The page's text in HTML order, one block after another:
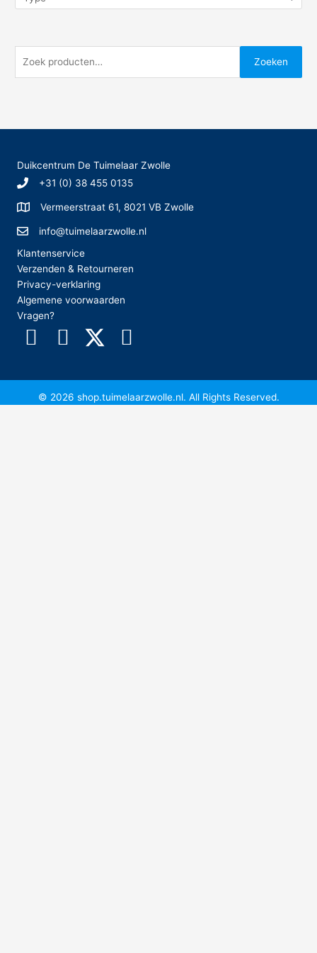
e
n
a
a
r
Zoeken
Duikcentrum De Tuimelaar Zwolle
+31 (0) 38 455 0135
Vermeerstraat 61, 8021 VB Zwolle
info@tuimelaarzwolle.nl
Klantenservice
Verzenden & Retourneren
Privacy-verklaring
Algemene voorwaarden
Vragen?
© 2026 shop.tuimelaarzwolle.nl. All Rights Reserved.